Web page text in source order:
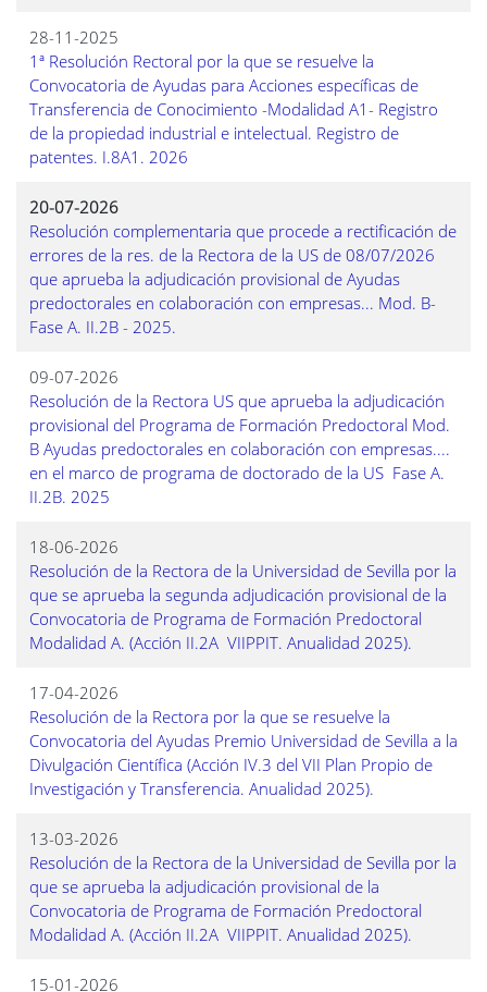
28-11-2025
1ª Resolución Rectoral por la que se resuelve la
Convocatoria de Ayudas para Acciones específicas de
Transferencia de Conocimiento -Modalidad A1- Registro
de la propiedad industrial e intelectual. Registro de
patentes. I.8A1. 2026
20-07-2026
Resolución complementaria que procede a rectificación de
errores de la res. de la Rectora de la US de 08/07/2026
que aprueba la adjudicación provisional de Ayudas
predoctorales en colaboración con empresas... Mod. B-
Fase A. II.2B - 2025.
09-07-2026
Resolución de la Rectora US que aprueba la adjudicación
provisional del Programa de Formación Predoctoral Mod.
B Ayudas predoctorales en colaboración con empresas....
en el marco de programa de doctorado de la US  Fase A.
II.2B. 2025
18-06-2026
Resolución de la Rectora de la Universidad de Sevilla por la
que se aprueba la segunda adjudicación provisional de la
Convocatoria de Programa de Formación Predoctoral 
Modalidad A. (Acción II.2A  VIIPPIT. Anualidad 2025).
17-04-2026
Resolución de la Rectora por la que se resuelve la
Convocatoria del Ayudas Premio Universidad de Sevilla a la
Divulgación Científica (Acción IV.3 del VII Plan Propio de
Investigación y Transferencia. Anualidad 2025).
13-03-2026
Resolución de la Rectora de la Universidad de Sevilla por la
que se aprueba la adjudicación provisional de la
Convocatoria de Programa de Formación Predoctoral 
Modalidad A. (Acción II.2A  VIIPPIT. Anualidad 2025).
15-01-2026